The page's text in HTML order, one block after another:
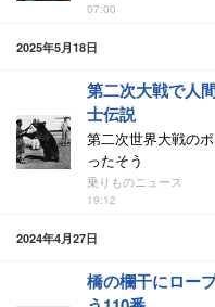
07:00
2025年5月18日
第二次大戦で人
士伝説
第二次世界大戦の
ったそう
乗りものニュース
19:12
2024年4月27日
橋の欄干にロー